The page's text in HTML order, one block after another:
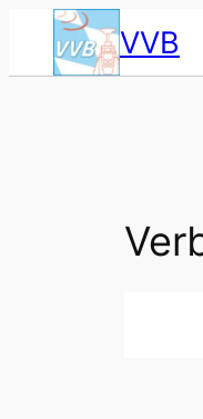
Inhalt
springen
VVB